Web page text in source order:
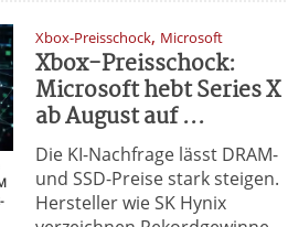
Xbox-Preisschock, Microsoft
Xbox-Preisschock:
Microsoft hebt Series X
ab August auf ...
Die KI-Nachfrage lässt DRAM-
und SSD-Preise stark steigen.
Hersteller wie SK Hynix